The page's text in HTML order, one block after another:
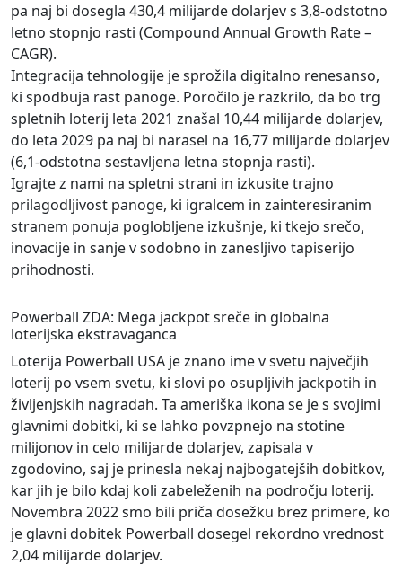
pa naj bi dosegla 430,4 milijarde dolarjev s 3,8-odstotno
letno stopnjo rasti (Compound Annual Growth Rate –
CAGR).
Integracija tehnologije je sprožila digitalno renesanso,
ki spodbuja rast panoge. Poročilo je razkrilo, da bo trg
spletnih loterij leta 2021 znašal 10,44 milijarde dolarjev,
do leta 2029 pa naj bi narasel na 16,77 milijarde dolarjev
(6,1-odstotna sestavljena letna stopnja rasti).
Igrajte z nami na spletni strani in izkusite trajno
prilagodljivost panoge, ki igralcem in zainteresiranim
stranem ponuja poglobljene izkušnje, ki tkejo srečo,
inovacije in sanje v sodobno in zanesljivo tapiserijo
prihodnosti.
Powerball ZDA: Mega jackpot sreče in globalna
loterijska ekstravaganca
Loterija Powerball USA je znano ime v svetu največjih
loterij po vsem svetu, ki slovi po osupljivih jackpotih in
življenjskih nagradah. Ta ameriška ikona se je s svojimi
glavnimi dobitki, ki se lahko povzpnejo na stotine
milijonov in celo milijarde dolarjev, zapisala v
zgodovino, saj je prinesla nekaj najbogatejših dobitkov,
kar jih je bilo kdaj koli zabeleženih na področju loterij.
Novembra 2022 smo bili priča dosežku brez primere, ko
je glavni dobitek Powerball dosegel rekordno vrednost
2,04 milijarde dolarjev.